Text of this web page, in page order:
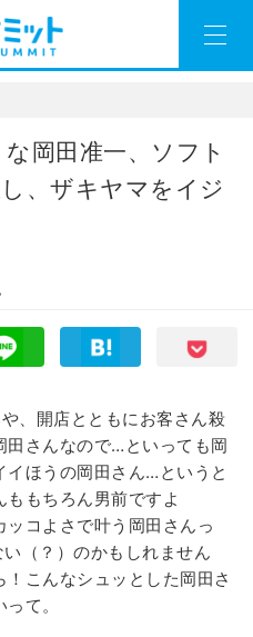
岡田准一、ソフト
、ザキヤマをイジ
、開店とともにお客さん殺
田さんなので…といっても岡
イほうの岡田さん…というと
もちろん男前ですよ
ッコよさで叶う岡田さんっ
（？）のかもしれません
こんなシュッとした岡田さ
て。